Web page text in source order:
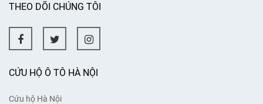
THEO DÕI CHÚNG TÔI
CỨU HỘ Ô TÔ HÀ NỘI
Cứu hộ Hà Nội